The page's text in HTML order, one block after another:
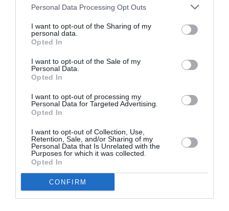
Personal Data Processing Opt Outs
I want to opt-out of the Sharing of my
personal data.
Opted In
I want to opt-out of the Sale of my
Personal Data.
Opted In
I want to opt-out of processing my
Personal Data for Targeted Advertising.
Opted In
I want to opt-out of Collection, Use,
Retention, Sale, and/or Sharing of my
Personal Data that Is Unrelated with the
Purposes for which it was collected.
Opted In
CONFIRM
DERNIERS COMMENTAIRES
Kylea commenté l'article :
autonomie au sein de Lufthansa Group
NDRa commenté l'article :
Le ciel n’a jamais été aussi chargé : record de 153 359